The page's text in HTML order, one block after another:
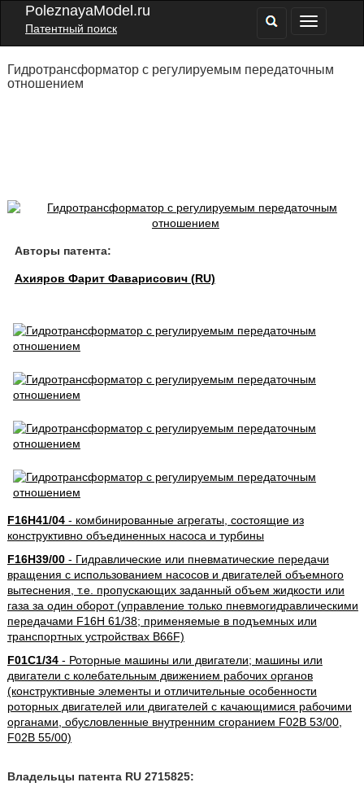
PoleznayaModel.ru
Патентный поиск
Гидротрансформатор с регулируемым передаточным
отношением
Авторы патента:
Ахияров Фарит Фаварисович (RU)
F16H41/04- комбинированные агрегаты, состоящие из
конструктивно объединенных насоса и турбины
F16H39/00- Гидравлические или пневматические передачи
вращения с использованием насосов и двигателей объемного
вытеснения, т.е. пропускающих заданный объем жидкости или
газа за один оборот (управление только пневмогидравлическими
передачами F16H 61/38; применяемые в подъемных или
транспортных устройствах B66F)
F01C1/34- Роторные машины или двигатели; машины или
двигатели с колебательным движением рабочих органов
(конструктивные элементы и отличительные особенности
роторных двигателей или двигателей с качающимися рабочими
органами, обусловленные внутренним сгоранием F02B 53/00,
F02B 55/00)
Владельцы патента RU 2715825: